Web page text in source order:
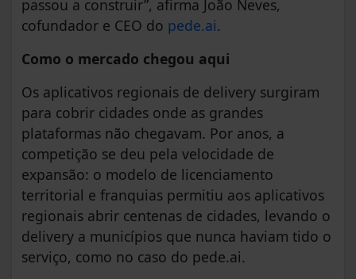
passou a construir”, afirma João Neves,
cofundador e CEO do pede.ai.
Como o mercado chegou aqui
Os aplicativos regionais de delivery surgiram
para cobrir cidades onde as grandes
plataformas não chegavam. Por anos, a
competição se deu pela velocidade de
expansão: o modelo de licenciamento
territorial e franquias permitiu aos aplicativos
regionais abrir centenas de cidades, levando o
delivery a municípios que nunca haviam tido o
serviço, como no caso do pede.ai.